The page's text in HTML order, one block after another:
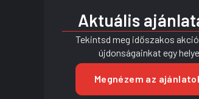
Aktuális
Tekintsd meg időszakos
újdonságainkat egy
Megnézem az